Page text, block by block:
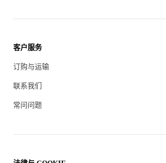
客户服务
订购与运输
联系我们
常问问题